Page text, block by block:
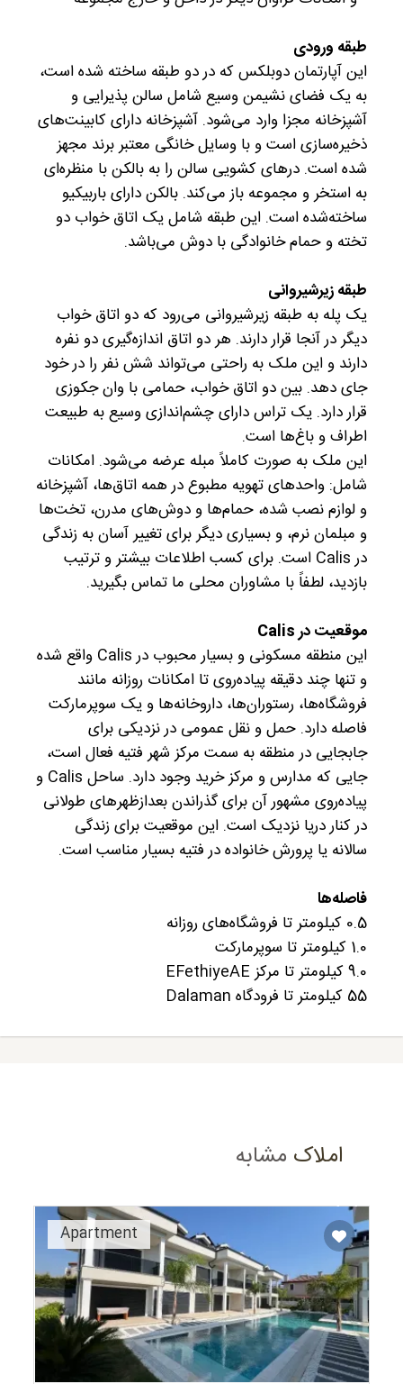
طبقه ورودی
این آپارتمان دوبلکس که در دو طبقه ساخته شده است،
به یک فضای نشیمن وسیع شامل سالن پذیرایی و
آشپزخانه مجزا وارد می‌شود. آشپزخانه دارای کابینت‌های
ذخیره‌سازی است و با وسایل خانگی معتبر برند مجهز
شده است. درهای کشویی سالن را به بالکن با منظره‌ای
به استخر و مجموعه باز می‌کند. بالکن دارای باربیکیو
ساخته‌شده است. این طبقه شامل یک اتاق خواب دو
تخته و حمام خانوادگی با دوش می‌باشد.
طبقه زیرشیروانی
یک پله به طبقه زیرشیروانی می‌رود که دو اتاق خواب
دیگر در آنجا قرار دارند. هر دو اتاق اندازه‌گیری دو نفره
دارند و این ملک به راحتی می‌تواند شش نفر را در خود
جای دهد. بین دو اتاق خواب، حمامی با وان جکوزی
قرار دارد. یک تراس دارای چشم‌اندازی وسیع به طبیعت
اطراف و باغ‌ها است.
این ملک به صورت کاملاً مبله عرضه می‌شود. امکانات
شامل: واحدهای تهویه مطبوع در همه اتاق‌ها، آشپزخانه
و لوازم نصب شده، حمام‌ها و دوش‌های مدرن، تخت‌ها
و مبلمان نرم، و بسیاری دیگر برای تغییر آسان به زندگی
در Calis است. برای کسب اطلاعات بیشتر و ترتیب
بازدید، لطفاً با مشاوران محلی ما تماس بگیرید.
موقعیت در Calis
این منطقه مسکونی و بسیار محبوب در Calis واقع شده
و تنها چند دقیقه پیاده‌روی تا امکانات روزانه مانند
فروشگاه‌ها، رستوران‌ها، داروخانه‌ها و یک سوپرمارکت
فاصله دارد. حمل و نقل عمومی در نزدیکی برای
جابجایی در منطقه به سمت مرکز شهر فتیه فعال است،
جایی که مدارس و مرکز خرید وجود دارد. ساحل Calis و
پیاده‌روی مشهور آن برای گذراندن بعدازظهرهای طولانی
در کنار دریا نزدیک است. این موقعیت برای زندگی
سالانه یا پرورش خانواده در فتیه بسیار مناسب است.
فاصله‌ها
0.5 کیلومتر تا فروشگاه‌های روزانه
1.0 کیلومتر تا سوپرمارکت
9.0 کیلومتر تا مرکز EFethiyeAE
55 کیلومتر تا فرودگاه Dalaman
املاک مشابه
Apartment
Recommended